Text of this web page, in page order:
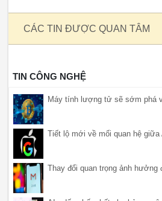
CÁC TIN ĐƯỢC QUAN TÂM
TIN CÔNG NGHỆ
Máy tính lượng tử sẽ sớm phá
Tiết lộ mới về mối quan hệ giữa
Thay đổi quan trọng ảnh hưởng